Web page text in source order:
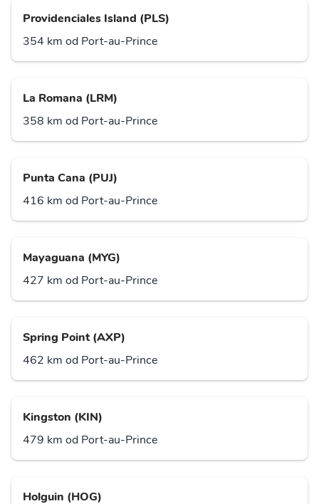
Providenciales Island (PLS)
354 km od Port-au-Prince
La Romana (LRM)
358 km od Port-au-Prince
Punta Cana (PUJ)
416 km od Port-au-Prince
Mayaguana (MYG)
427 km od Port-au-Prince
Spring Point (AXP)
462 km od Port-au-Prince
Kingston (KIN)
479 km od Port-au-Prince
Holguin (HOG)